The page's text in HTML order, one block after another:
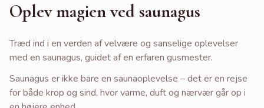
Oplev magien ved saunagus
Træd ind i en verden af velvære og sanselige oplevelser
med en saunagus, guidet af en erfaren gusmester.
Saunagus er ikke bare en saunaoplevelse – det er en rejse
for både krop og sind, hvor varme, duft og nærvær går op i